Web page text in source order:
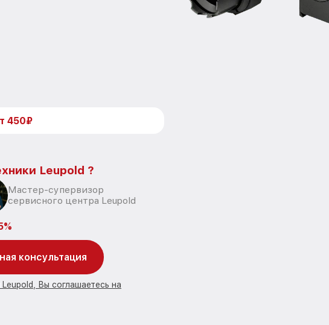
450₽
Leupold ?
Мастер-супервизор
сервисного центра Leupold
консультация
Вы соглашаетесь на